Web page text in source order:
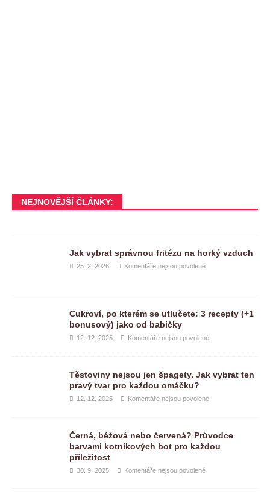
NEJNOVĚJŠÍ ČLÁNKY:
Jak vybrat správnou fritézu na horký vzduch
25. 2. 2026 Komentáře nejsou povolené
Cukroví, po kterém se utlučete: 3 recepty (+1
bonusový) jako od babičky
12. 12. 2025 Komentáře nejsou povolené
Těstoviny nejsou jen špagety. Jak vybrat ten
pravý tvar pro každou omáčku?
12. 12. 2025 Komentáře nejsou povolené
Černá, béžová nebo červená? Průvodce
barvami kotníkových bot pro každou
příležitost
30. 9. 2025 Komentáře nejsou povolené